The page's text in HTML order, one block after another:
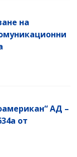
на
АД –
от